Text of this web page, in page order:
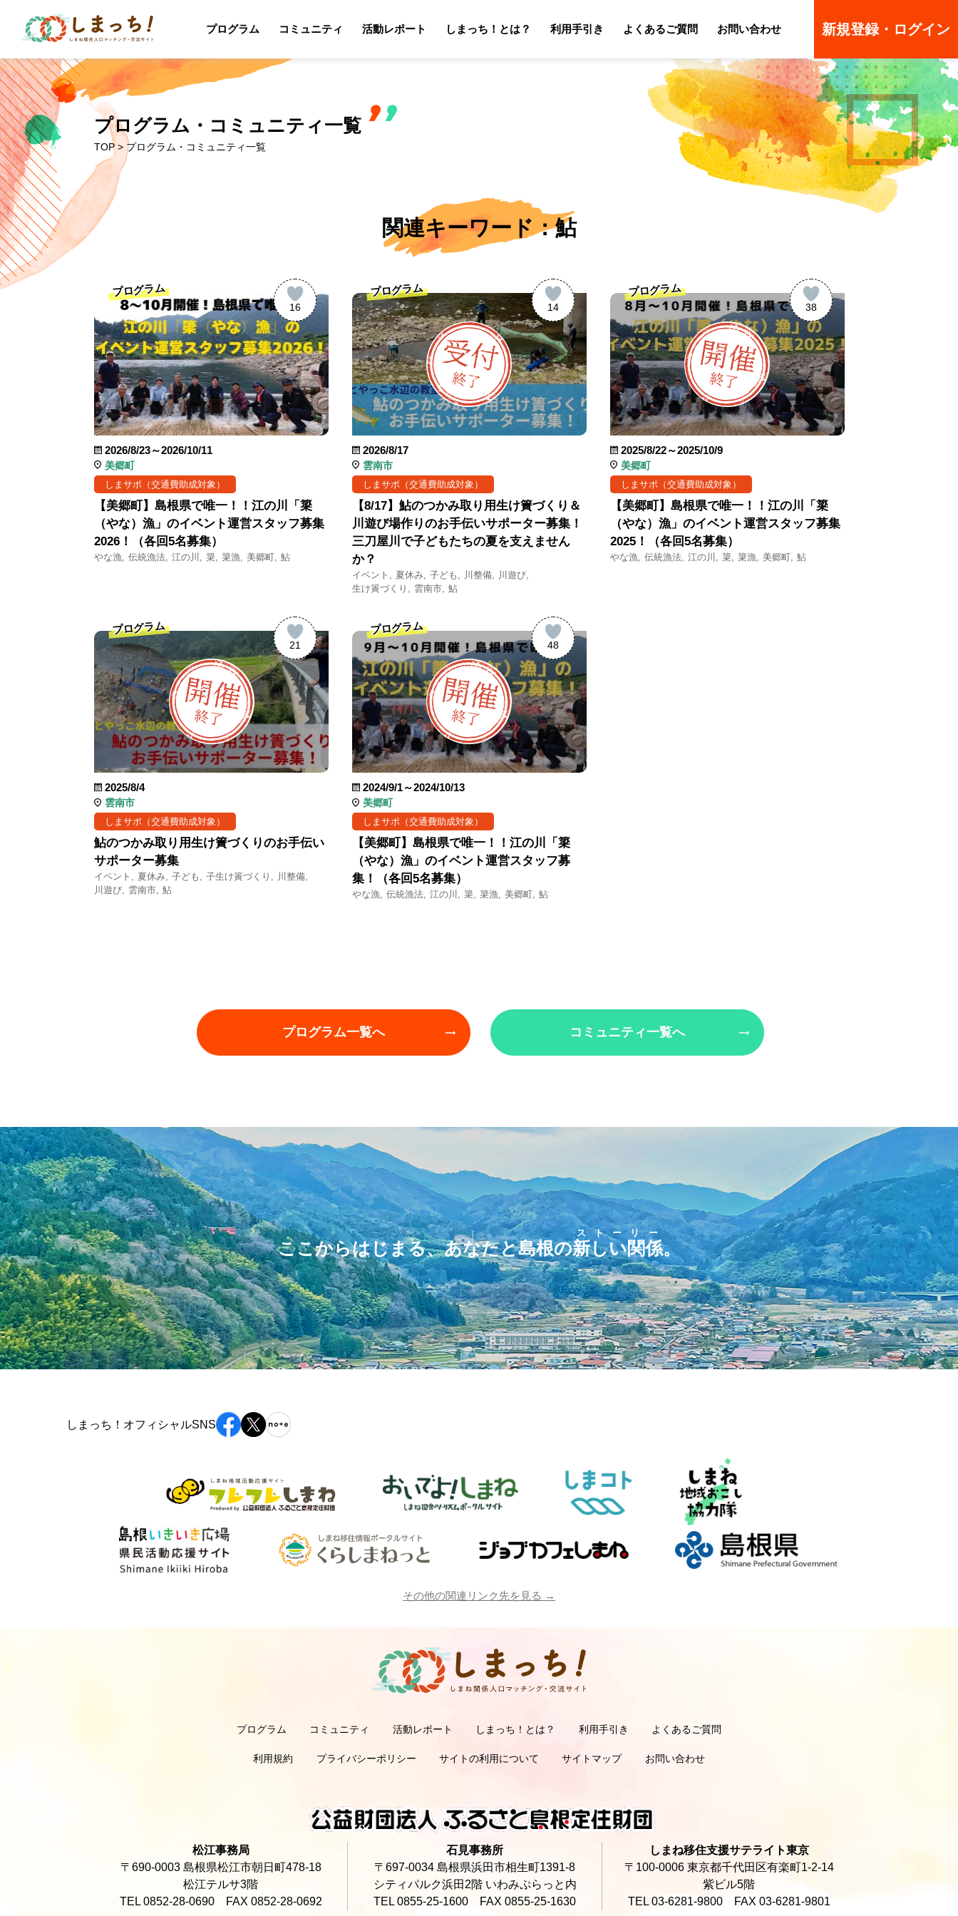
プログラム コミュニティ 活動レポート しまっち！とは？
利用手引き
よくあるご質問
お問い合わせ 新規登録・ログイン
プログラム・コミュニティ一覧
TOP> プログラム・コミュニティ一覧
関連キーワード：鮎
16
プログラム
2026/8/23～2026/10/11
美郷町
しまサポ（交通費助成対象）
【美郷町】島根県で唯一！！江の川「簗
（やな）漁」のイベント運営スタッフ募集
2026！（各回5名募集）
やな漁 伝統漁法 江の川 簗 簗漁 美郷町 鮎
14
プログラム
2026/8/17
雲南市
しまサポ（交通費助成対象）
【8/17】鮎のつかみ取り用生け簀づくり＆
川遊び場作りのお手伝いサポーター募集！
三刀屋川で子どもたちの夏を支えません
か？
イベント 夏休み 子ども 川整備
川遊び
生け簀づくり
雲南市 鮎
38
プログラム
2025/8/22～2025/10/9
美郷町
しまサポ（交通費助成対象）
【美郷町】島根県で唯一！！江の川「簗
（やな）漁」のイベント運営スタッフ募集
2025！（各回5名募集）
やな漁 伝統漁法 江の川 簗 簗漁 美郷町 鮎
21
プログラム
2025/8/4
雲南市
しまサポ（交通費助成対象）
鮎のつかみ取り用生け簀づくりのお手伝い
サポーター募集
イベント 夏休み 子ども 子生け簀づくり
川整備
川遊び
雲南市 鮎
48
プログラム
2024/9/1～2024/10/13
美郷町
しまサポ（交通費助成対象）
【美郷町】島根県で唯一！！江の川「簗
（やな）漁」のイベント運営スタッフ募
集！（各回5名募集）
やな漁 伝統漁法 江の川 簗 簗漁 美郷町 鮎
プログラム一覧へ コミュニティ一覧へ
ここからはじまる、あなたと島根の新しい関係
ストーリー
。
しまっち！オフィシャルSNS
その他の関連リンク先を見る →
プログラム コミュニティ 活動レポート しまっち！とは？
利用手引き
サポーターの利用手引き
オーナーの利用手引き
よくあるご質問
サポーターのよくあるご質問
オーナーのよくあるご質問
利用規約 プライバシーポリシー サイトの利用について サイトマップ お問い合わせ
松江事務局
〒690-0003 島根県松江市朝日町478-18
松江テルサ3階
TEL 0852-28-0690 FAX 0852-28-0692
石見事務所
〒697-0034 島根県浜田市相生町1391-8
シティパルク浜田2階 いわみぷらっと内
TEL 0855-25-1600 FAX 0855-25-1630
しまね移住支援サテライト東京
〒100-0006 東京都千代田区有楽町1-2-14
紫ビル5階
TEL 03-6281-9800 FAX 03-6281-9801